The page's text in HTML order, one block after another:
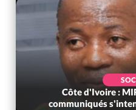
Côte d'Ivoire :
communiqués